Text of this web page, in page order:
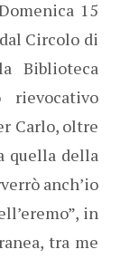
15
Circolo di
Biblioteca
Carlo, oltre
quella della
anch’io
in
tra me